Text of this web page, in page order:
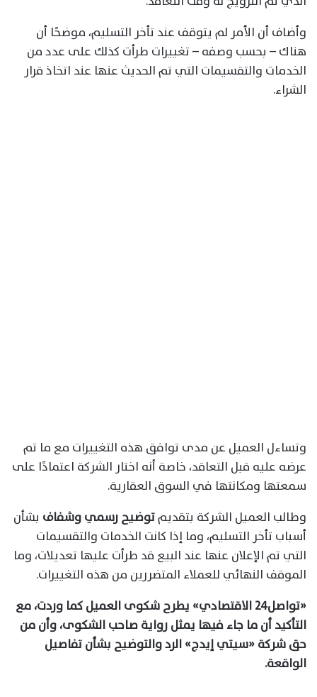
وأضاف أن الأمر لم يتوقف عند تأخر التسليم، موضحًا أن
هناك – بحسب وصفه – تغييرات طرأت كذلك على عدد من
الخدمات والتقسيمات التي تم الحديث عنها عند اتخاذ قرار
الشراء.
وتساءل العميل عن مدى توافق هذه التغييرات مع ما تم
عرضه عليه قبل التعاقد، خاصة أنه اختار الشركة اعتمادًا على
سمعتها ومكانتها في السوق العقارية.
وطالب العميل الشركة بتقديمتوضيح رسمي وشفاف بشأن
أسباب تأخر التسليم، وما إذا كانت الخدمات والتقسيمات
التي تم الإعلان عنها عند البيع قد طرأت عليها تعديلات، وما
الموقف النهائي للعملاء المتضررين من هذه التغييرات.
«تواصل٢٤ الاقتصادي» يطرح شكوى العميل كما وردت، مع
التأكيد أن ما جاء فيها يمثل رواية صاحب الشكوى، وأن من
حق شركة «سيتي إيدج» الرد والتوضيح بشأن تفاصيل
الواقعة.